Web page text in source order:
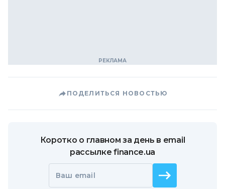
ПОДЕЛИТЬСЯ НОВОСТЬЮ
Коротко о главном за день в email
рассылке finance.ua
Ваш email